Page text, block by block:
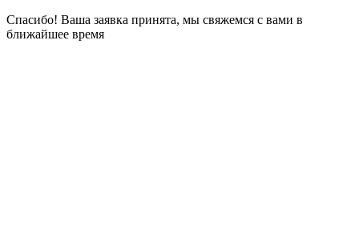
Спасибо! Ваша заявка принята, мы свяжемся с вами в
ближайшее время